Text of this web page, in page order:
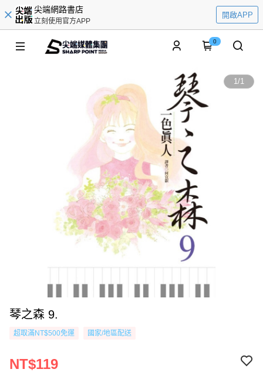
尖端網路書店
立刻使用官方APP
開啟APP
0
1/1
琴之森 9.
超取滿NT$500免運 國家/地區配送
NT$119